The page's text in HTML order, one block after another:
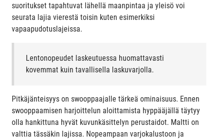
suoritukset tapahtuvat lähellä maanpintaa ja yleisö voi
seurata lajia vierestä toisin kuten esimerkiksi
vapaapudotuslajeissa.
Lentonopeudet laskeutuessa huomattavasti
kovemmat kuin tavallisella laskuvarjolla.
Pitkäjänteisyys on swooppaajalle tärkeä ominaisuus. Ennen
swooppaamisen harjoittelun aloittamista hyppääjällä täytyy
olla hankittuna hyvät kuvunkäsittelyn perustaidot. Maltti on
valttia tässäkin lajissa. Nopeampaan varjokalustoon ja